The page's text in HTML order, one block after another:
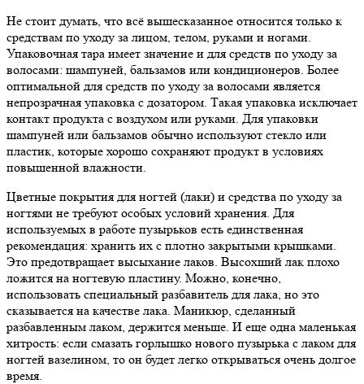
Не стоит думать, что всё вышесказанное относится только к
средствам по уходу за лицом, телом, руками и ногами.
Упаковочная тара имеет значение и для средств по уходу за
волосами: шампуней, бальзамов или кондиционеров. Более
оптимальной для средств по уходу за волосами является
непрозрачная упаковка с дозатором. Такая упаковка исключает
контакт продукта с воздухом или руками. Для упаковки
шампуней или бальзамов обычно используют стекло или
пластик, которые хорошо сохраняют продукт в условиях
повышенной влажности.
Цветные покрытия для ногтей (лаки) и средства по уходу за
ногтями не требуют особых условий хранения. Для
используемых в работе пузырьков есть единственная
рекомендация: хранить их с плотно закрытыми крышками.
Это предотвращает высыхание лаков. Высохший лак плохо
ложится на ногтевую пластину. Можно, конечно,
использовать специальный разбавитель для лака, но это
сказывается на качестве лака. Маникюр, сделанный
разбавленным лаком, держится меньше. И еще одна маленькая
хитрость: если смазать горлышко нового пузырька с лаком для
ногтей вазелином, то он будет легко открываться очень долгое
время.